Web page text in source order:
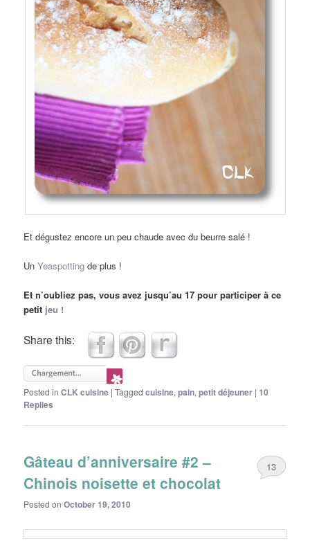
Et dégustez encore un peu chaude avec du beurre salé !
UnYeaspotting de plus !
Et n’oubliez pas, vous avez jusqu’au17 pour participer à ce
petit jeu !
Share this:
Posted in CLK cuisine |Tagged cuisine,pain,petit déjeuner | 10
Replies
Gâteau d’anniversaire #2 –
Chinois noisette et chocolat
Posted onOctober 19, 2010
13